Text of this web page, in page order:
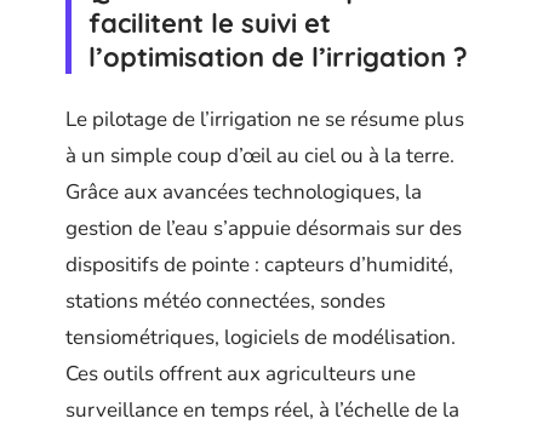
facilitent le suivi et
l’optimisation de l’irrigation ?
Le pilotage de l’irrigation ne se résume plus
à un simple coup d’œil au ciel ou à la terre.
Grâce aux avancées technologiques, la
gestion de l’eau s’appuie désormais sur des
dispositifs de pointe : capteurs d’humidité,
stations météo connectées, sondes
tensiométriques, logiciels de modélisation.
Ces outils offrent aux agriculteurs une
surveillance en temps réel, à l’échelle de la